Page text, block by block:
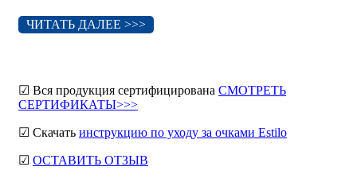
ЧИТАТЬ ДАЛЕЕ >>>
☑ Вся продукция сертифицирована СМОТРЕТЬ
СЕРТИФИКАТЫ>>>
☑ Скачать инструкцию по уходу за очками Estilo
☑ ОСТАВИТЬ ОТЗЫВ